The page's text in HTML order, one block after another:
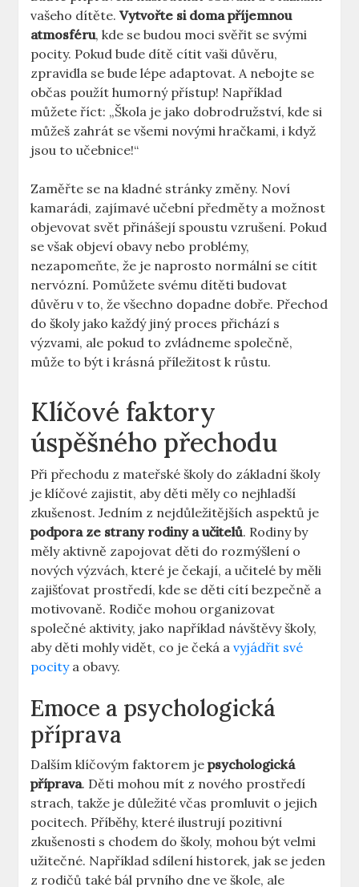
vašeho dítěte.Vytvořte si doma příjemnou
atmosféru, kde se budou moci svěřit se svými
pocity. Pokud bude dítě cítit vaši důvěru,
zpravidla se bude lépe adaptovat. A nebojte se
občas použít humorný přístup! Například
můžete říct: „Škola je jako dobrodružství, kde si
můžeš zahrát se všemi novými hračkami, i když
jsou to učebnice!“
Zaměřte se na kladné stránky změny. Noví
kamarádi, zajímavé učební předměty a možnost
objevovat svět přinášejí spoustu vzrušení. Pokud
se však objeví obavy nebo problémy,
nezapomeňte, že je naprosto normální se cítit
nervózní. Pomůžete svému dítěti budovat
důvěru v to, že všechno dopadne dobře. Přechod
do školy jako každý jiný proces přichází s
výzvami, ale pokud to zvládneme společně,
může to být i krásná příležitost k růstu.
Klíčové faktory
úspěšného přechodu
Při přechodu z mateřské školy do základní školy
je klíčové zajistit, aby děti měly co nejhladší
zkušenost. Jedním z nejdůležitějších aspektů je
podpora ze strany rodiny a učitelů. Rodiny by
měly aktivně zapojovat děti do rozmýšlení o
nových výzvách, které je čekají, a učitelé by měli
zajišťovat prostředí, kde se děti cítí bezpečně a
motivovaně. Rodiče mohou organizovat
společné aktivity, jako například návštěvy školy,
aby děti mohly vidět, co je čeká avyjádřit své
pocitya obavy.
Emoce a psychologická
příprava
Dalším klíčovým faktorem jepsychologická
příprava. Děti mohou mít z nového prostředí
strach, takže je důležité včas promluvit o jejich
pocitech. Příběhy, které ilustrují pozitivní
zkušenosti s chodem do školy, mohou být velmi
užitečné. Například sdílení historek, jak se jeden
z rodičů také bál prvního dne ve škole, ale